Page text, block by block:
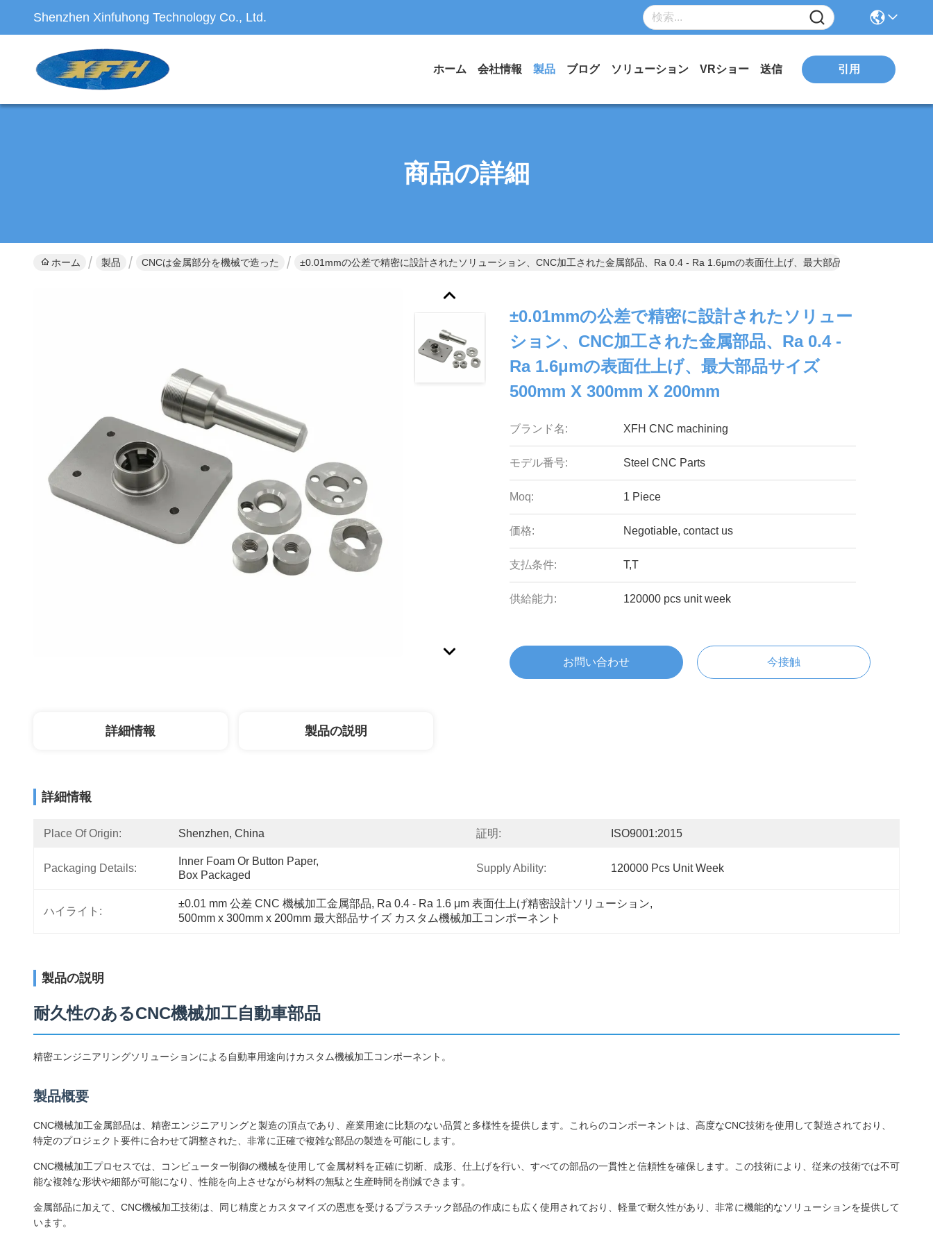
Shenzhen Xinfuhong Technology Co., Ltd.
ホーム 会社情報 製品 ブログ ソリューション VRショー 送信 引用
商品の詳細
ホーム 製品 CNCは金属部分を機械で造った ±0.01mmの公差で精密に設計されたソリューション、CNC加工された金属部品、Ra 0.4 - Ra 1.6μmの表面仕上げ、最大部品サイズ500mm X
±0.01mmの公差で精密に設計されたソリュー
ション、CNC加工された金属部品、Ra 0.4 -
Ra 1.6μmの表面仕上げ、最大部品サイズ
500mm X 300mm X 200mm
ブランド名: XFH CNC machining
モデル番号: Steel CNC Parts
Moq: 1 Piece
価格: Negotiable, contact us
支払条件: T,T
供給能力: 120000 pcs unit week
お問い合わせ 今接触
詳細情報 製品の説明
詳細情報
Place Of Origin: Shenzhen, China 証明: ISO9001:2015
Packaging Details:
Inner Foam Or Button Paper,
Box Packaged
Supply Ability: 120000 Pcs Unit Week
ハイライト:
±0.01 mm 公差 CNC 機械加工金属部品, Ra 0.4 - Ra 1.6 μm 表面仕上げ精密設計ソリューション,
500mm x 300mm x 200mm 最大部品サイズ カスタム機械加工コンポーネント
製品の説明
耐久性のあるCNC機械加工自動車部品
精密エンジニアリングソリューションによる自動車用途向けカスタム機械加工コンポーネント。
製品概要
CNC機械加工金属部品は、精密エンジニアリングと製造の頂点であり、産業用途に比類のない品質と多様性を提供します。これらのコンポーネントは、高度なCNC技術を使用して製造されており、
特定のプロジェクト要件に合わせて調整された、非常に正確で複雑な部品の製造を可能にします。
CNC機械加工プロセスでは、コンピューター制御の機械を使用して金属材料を正確に切断、成形、仕上げを行い、すべての部品の一貫性と信頼性を確保します。この技術により、従来の技術では不可
能な複雑な形状や細部が可能になり、性能を向上させながら材料の無駄と生産時間を削減できます。
金属部品に加えて、CNC機械加工技術は、同じ精度とカスタマイズの恩恵を受けるプラスチック部品の作成にも広く使用されており、軽量で耐久性があり、非常に機能的なソリューションを提供して
います。